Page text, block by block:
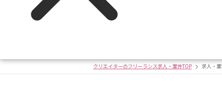
クリエイターのフリーランス求人・案件TOP 求人・